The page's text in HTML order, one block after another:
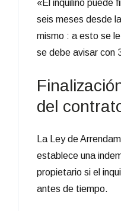
«El inquilino puede
seis meses desde
mismo : a esto se
se debe avisar con
del
La Ley de
establece una
propietario si el
antes de tiempo.